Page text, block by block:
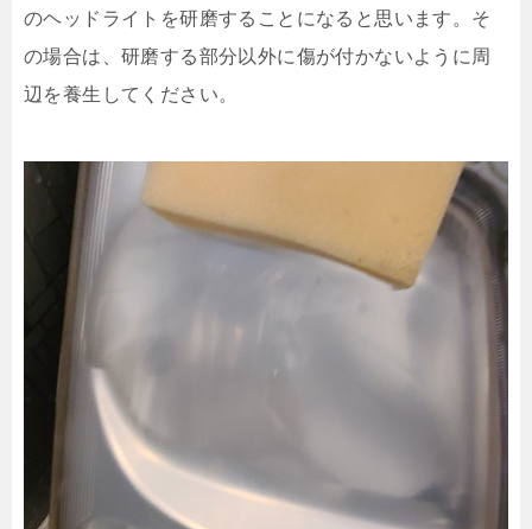
のヘッドライトを研磨することになると思います。そ
の場合は、研磨する部分以外に傷が付かないように周
辺を養生してください。